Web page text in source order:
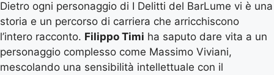
Dietro ogni personaggio di I Delitti del BarLume vi è una
storia e un percorso di carriera che arricchiscono
l’intero racconto. Filippo Timi ha saputo dare vita a un
personaggio complesso come Massimo Viviani,
mescolando una sensibilità intellettuale con il